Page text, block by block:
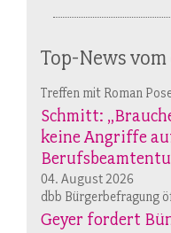
Top-News vom
Treffen mit Roman
Schmitt:
keine Angriffe
04. August 2026
dbb Bürgerbefragung
Geyer fordert